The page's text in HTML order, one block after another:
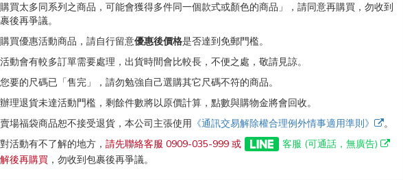
購買太多同系列之商品，可能會獲得多件同一個款式或顏色的商品」，請同意再購買，勿收到
後再爭議。
買優惠活動商品，請自行留意優惠後價格是否達到免郵門檻。
動會有較多訂單需要處理，出貨時間會比較長，不便之處，敬請見諒。
要的尺碼已「售完」，請勿勉強自己選購其它尺碼不符的商品。
理退貨未達活動門檻，剩餘件數將以原價計算，點數與購物金將會回收。
場福袋商品恕不接受退貨，本公司主張使用 《通訊交易解除權合理例外情事適用準則》
。
活動有不了解的地方， 請先聯絡客服 0909-035-999 或
客服 (可通話，無廣告)
後再購買 ，勿收到包裹後再爭議。